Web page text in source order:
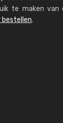
te maken van
bestellen.